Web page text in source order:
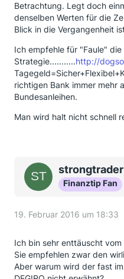
Betrachtung. Legt doch
denselben Werten für die
Blick in die Vergangenheit
Ich empfehle für "Faule"
Strategie...........http://
richtigen Bank immer mehr
Bundesanleihen.
Man wird halt nicht schnell
strongtrader
Finanztip Fan
19. Februar 2016 um 18:33
Ich bin sehr enttäuscht vom
Sie empfehlen zwar den
Aber warum wird der fast